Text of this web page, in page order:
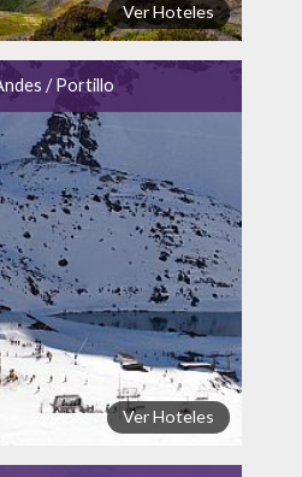
Ver Hoteles
/ Portillo
Ver Hoteles